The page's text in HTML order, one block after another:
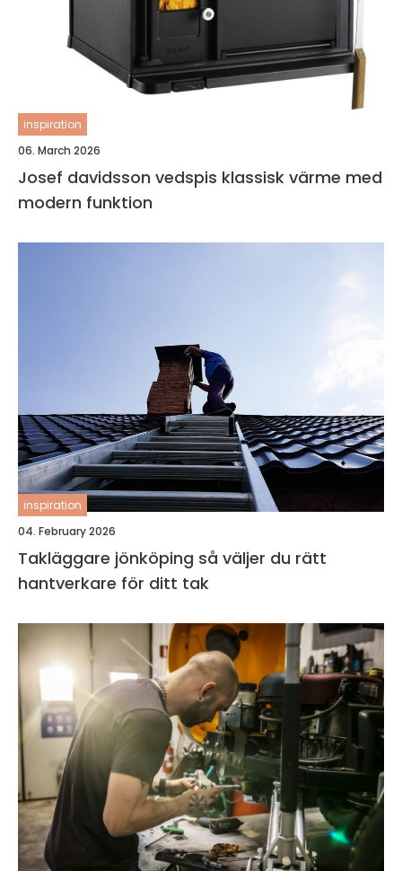
inspiration
06. March 2026
Josef davidsson vedspis klassisk värme med
modern funktion
inspiration
04. February 2026
Takläggare jönköping så väljer du rätt
hantverkare för ditt tak